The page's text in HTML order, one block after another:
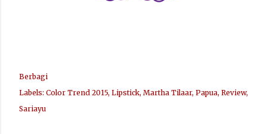
Berbagi
Labels: Color Trend 2015 Lipstick Martha Tilaar Papua Review
Sariayu